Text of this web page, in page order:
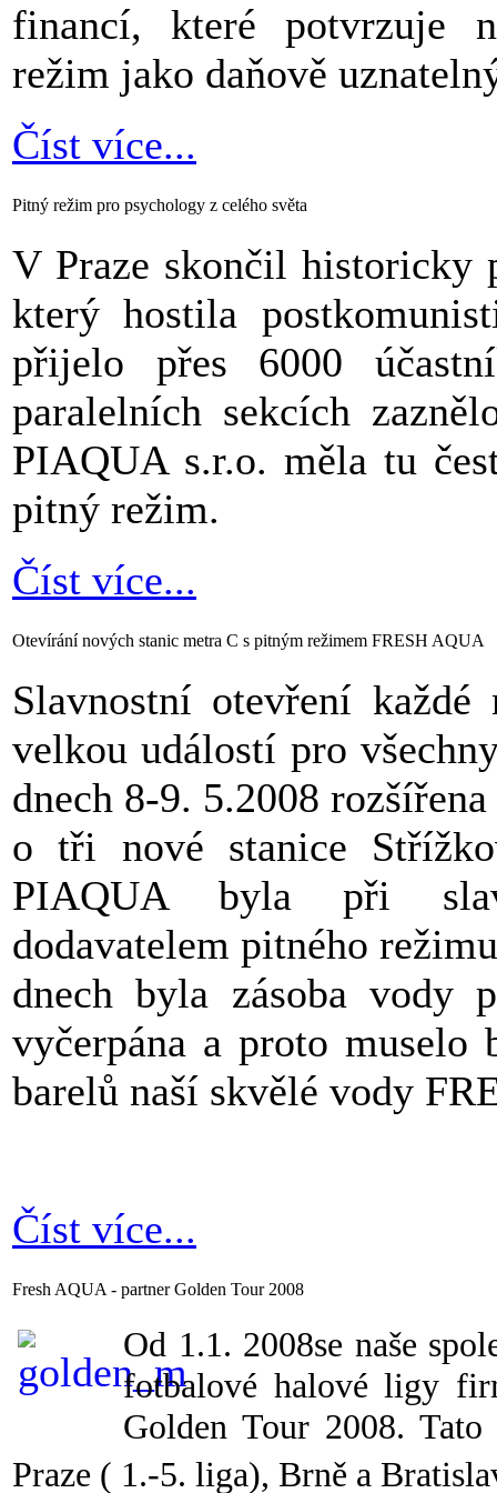
sebe!
financí, které potvrzuje
režim jako daňově
Číst více...
Pitný režim pro psychology z celého světa
V Praze skončil historicky
který hostila
přijelo přes 6000
paralelních sekcích
PIAQUA s.r.o. měla tu
pitný režim.
Číst více...
Otevírání nových stanic metra C s pitným režimem FRESH AQUA
Slavnostní otevření
velkou událostí pro
dnech 8-9. 5.2008 rozšířena
o tři nové stanice
PIAQUA byla při
dodavatelem pitného
dnech byla zásoba vody
vyčerpána a proto muselo
barelů naší skvělé vody
Číst více...
Fresh AQUA - partner Golden Tour 2008
Od 1.1. 2008se naše
fotbalové halové ligy
Golden Tour 2008.
Praze ( 1.-5. liga), Brně a